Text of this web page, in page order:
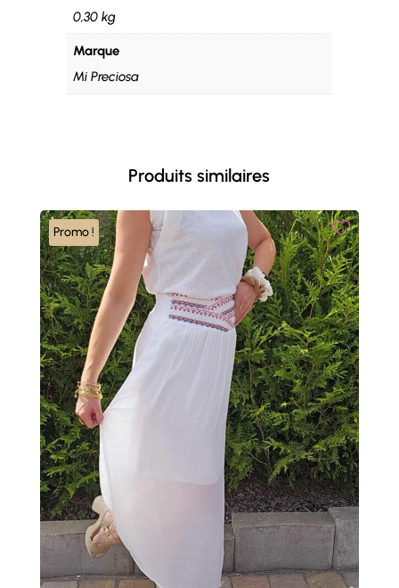
0,30 kg
Marque
Mi Preciosa
Produits similaires
Promo !